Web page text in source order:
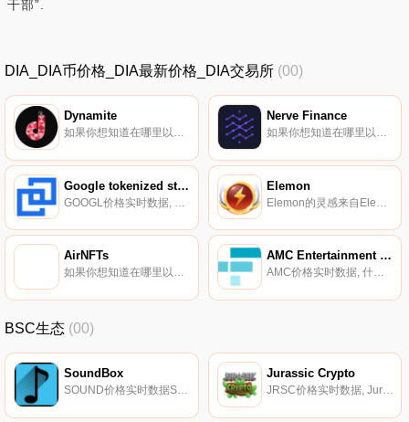
干部”.
DIA_DIA币价格_DIA最新价格_DIA交易所 (00)
Dynamite
如果你想知道在哪里以当前价格购买Dynamite,目前交易{Dynamite]股票的顶级加密货币交易所是Mercatox。您可以在我们的加密货币交易所页面上找到其他列表。DYNMT将自己描述为一个基于社区的实验项目,该项目是为了通货紧缩而准备的,并在以太坊网络上产生.
Nerve Finance
如果你想知道在哪里以当前价格购买Nerve Finance,目前交易{Nerve Finance]股票的顶级加密货币交易所是Gate.io、MEXC、PancakeSwap（V2）、BitTurk和PancakeSwap。您可以在我们的加密货币交易所页面上找到其他列表.
Google tokenized stock Bittrex Elemon
AirNFTs
如果你想知道在哪里以当前价格购买AirNFTs,目前交易{AirNFTs]股票的顶级加密货币交易所是PancakeSwap（V2）、Biswap、ApeSwap（BSC）和BabySwap。您可以在我们的加密货币交易所页面上找到其他列表.
AMC Entertainment Holdings tokenized stock FTX
AMC价格实时数据, 什么是代币化股票？股票是在传统监管交易所交易的股票。FTX列出精选股票的代币。这些现货代币由CM Equity托管的股票支持。如果需要,可以用CM Equity赎回相关股票。CM Equity在德国受到全面监管,是一家获准提供此类产品的持牌金融机构.
BSC生态 (00)
SoundBox
SOUND价格实时数据SoundBox是世界上第一个Listen2Earn系统。我们正在构建一个元宇宙,将音乐世界带入区块链网络。SoundBox将让知名人士有机会在{SoundBox]元宇宙世界举办音乐会和活动。世界明星将与他们的粉丝见面,在SoundBox元宇宙世界组织音乐会和活动.
Jurassic Crypto